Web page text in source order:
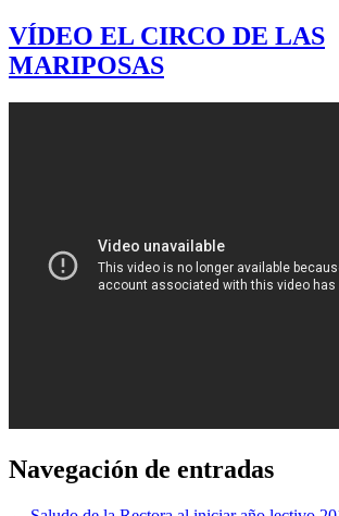
VÍDEO EL CIRCO DE LAS
MARIPOSAS
Navegación de entradas